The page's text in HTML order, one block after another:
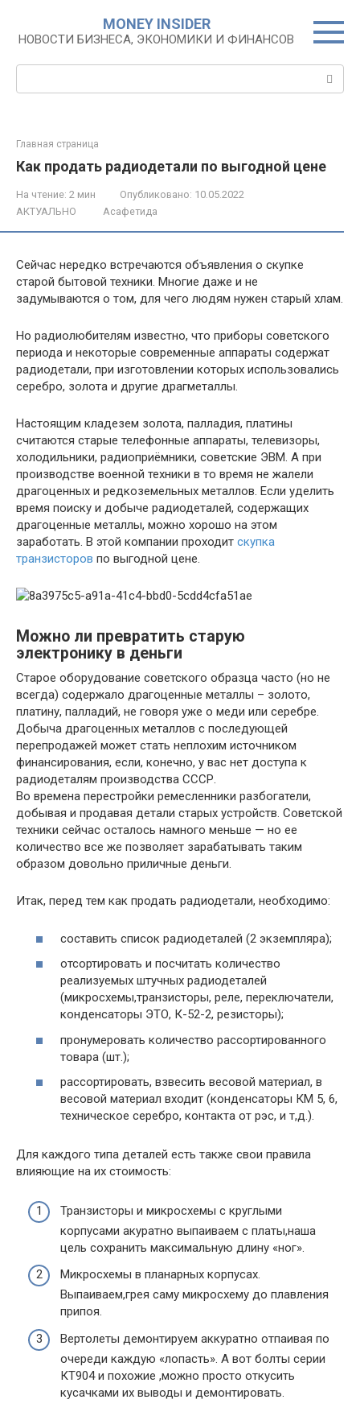
контенту
MONEY INSIDER
НОВОСТИ БИЗНЕСА, ЭКОНОМИКИ И ФИНАНСОВ
Главная страница
Как продать радиодетали по выгодной цене
На чтение: 2 мин Опубликовано: 10.05.2022
АКТУАЛЬНО
Асафетида
Сейчас нередко встречаются объявления о скупке
старой бытовой техники. Многие даже и не
задумываются о том, для чего людям нужен старый хлам.
Но радиолюбителям известно, что приборы советского
периода и некоторые современные аппараты содержат
радиодетали, при изготовлении которых использовались
серебро, золота и другие драгметаллы.
Настоящим кладезем золота, палладия, платины
считаются старые телефонные аппараты, телевизоры,
холодильники, радиоприёмники, советские ЭВМ. А при
производстве военной техники в то время не жалели
драгоценных и редкоземельных металлов. Если уделить
время поиску и добыче радиодеталей, содержащих
драгоценные металлы, можно хорошо на этом
заработать. В этой компании проходит скупка
транзисторов по выгодной цене.
Можно ли превратить старую
электронику в деньги
Старое оборудование советского образца часто (но не
всегда) содержало драгоценные металлы – золото,
платину, палладий, не говоря уже о меди или серебре.
Добыча драгоценных металлов с последующей
перепродажей может стать неплохим источником
финансирования, если, конечно, у вас нет доступа к
радиодеталям производства СССР.
Во времена перестройки ремесленники разбогатели,
добывая и продавая детали старых устройств. Советской
техники сейчас осталось намного меньше — но ее
количество все же позволяет зарабатывать таким
образом довольно приличные деньги.
Итак, перед тем как продать радиодетали, необходимо:
составить список радиодеталей (2 экземпляра);
отсортировать и посчитать количество
реализуемых штучных радиодеталей
(микросхемы,транзисторы, реле, переключатели,
конденсаторы ЭТО, К-52-2, резисторы);
пронумеровать количество рассортированного
товара (шт.);
рассортировать, взвесить весовой материал, в
весовой материал входит (конденсаторы КМ 5, 6,
техническое серебро, контакта от рэс, и т,д.).
Для каждого типа деталей есть также свои правила
влияющие на их стоимость:
Транзисторы и микросхемы с круглыми
корпусами акуратно выпаиваем с платы,наша
цель сохранить максимальную длину «ног».
Микросхемы в планарных корпусах.
Выпаиваем,грея саму микросхему до плавления
припоя.
Вертолеты демонтируем аккуратно отпаивая по
очереди каждую «лопасть». А вот болты серии
КТ904 и похожие ,можно просто откусить
кусачками их выводы и демонтировать.